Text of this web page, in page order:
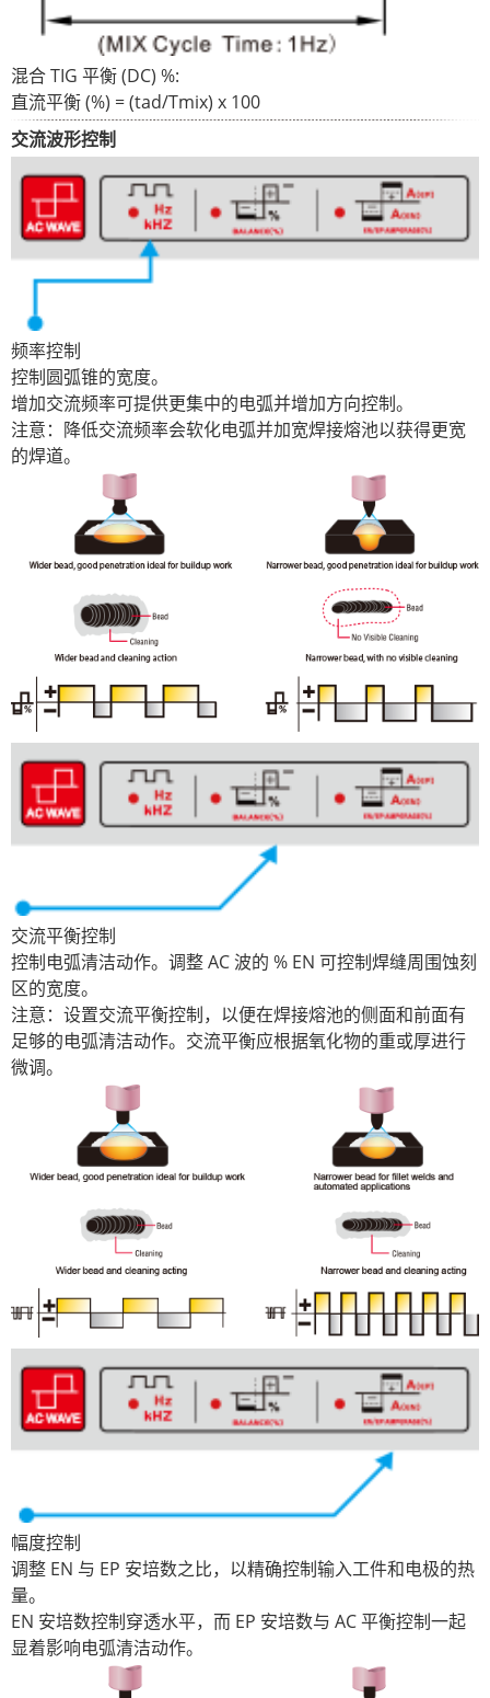
混合 TIG 平衡 (DC) %:
直流平衡 (%) = (tad/Tmix) x 100
交流波形控制
频率控制
控制圆弧锥的宽度。
增加交流频率可提供更集中的电弧并增加方向控制。
注意：降低交流频率会软化电弧并加宽焊接熔池以获得更宽
的焊道。
交流平衡控制
控制电弧清洁动作。调整 AC 波的 % EN 可控制焊缝周围蚀刻
区的宽度。
注意：设置交流平衡控制，以便在焊接熔池的侧面和前面有
足够的电弧清洁动作。交流平衡应根据氧化物的重或厚进行
微调。
幅度控制
调整 EN 与 EP 安培数之比，以精确控制输入工件和电极的热
量。
EN 安培数控制穿透水平，而 EP 安培数与 AC 平衡控制一起
显着影响电弧清洁动作。